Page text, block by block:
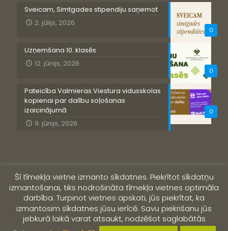
0
Sveicam, Simtgades stipendiju saņemot
2. jūlijs, 2026
0
Uzņemšana 10. klasēs
12. jūnijs, 2026
0
Pateicība Valmieras Viestura vidusskolas
kopienai par dalību soļošanas
izaicinājumā
9. jūnijs, 2026
© 2019 Valmieras Viestura vidusskola
Šī tīmekļa vietne izmanto sīkdatnes. Piekrītot sīkdatņu
izmantošanai, tiks nodrošināta tīmekļa vietnes optimāla
darbība. Turpinot vietnes apskati, jūs piekrītat, ka
izmantosim sīkdatnes jūsu ierīcē. Savu piekrišanu jūs
jebkurā laikā varat atsaukt, nodzēšot saglabātās